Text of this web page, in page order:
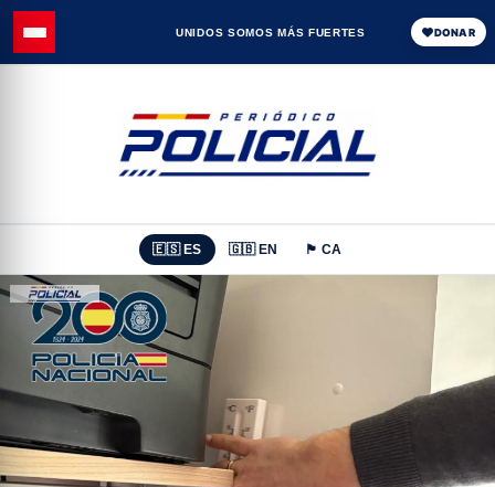
UNIDOS SOMOS MÁS FUERTES DONAR
🇪🇸 ES 🇬🇧 EN 🏴 CA